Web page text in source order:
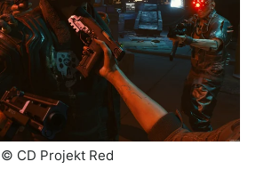
© CD Projekt Red